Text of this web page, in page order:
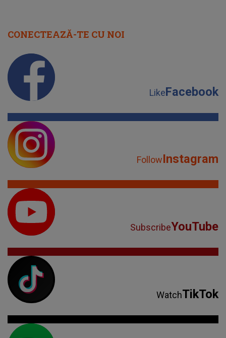
CONECTEAZĂ-TE CU NOI
LikeFacebook
FollowInstagram
SubscribeYouTube
WatchTikTok